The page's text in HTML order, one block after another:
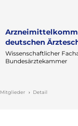
deutschen
Wissenschaftlicher
Bundesärztekammer
Mitglieder Detail